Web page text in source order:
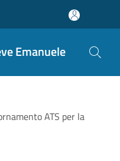
Emanuele
ATS per la